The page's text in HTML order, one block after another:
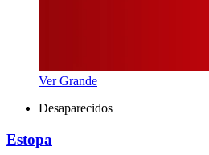
Ver Grande
Desaparecidos
Estopa